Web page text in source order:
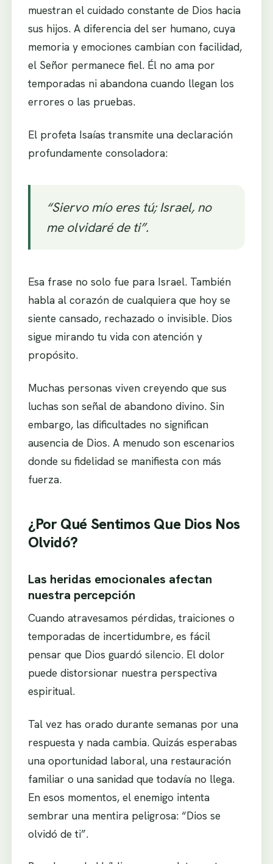
muestran el cuidado constante de Dios hacia
sus hijos. A diferencia del ser humano, cuya
memoria y emociones cambian con facilidad,
el Señor permanece fiel. Él no ama por
temporadas ni abandona cuando llegan los
errores o las pruebas.
El profeta Isaías transmite una declaración
profundamente consoladora:
“Siervo mío eres tú; Israel, no
me olvidaré de ti”.
Esa frase no solo fue para Israel. También
habla al corazón de cualquiera que hoy se
siente cansado, rechazado o invisible. Dios
sigue mirando tu vida con atención y
propósito.
Muchas personas viven creyendo que sus
luchas son señal de abandono divino. Sin
embargo, las dificultades no significan
ausencia de Dios. A menudo son escenarios
donde su fidelidad se manifiesta con más
fuerza.
¿Por Qué Sentimos Que Dios Nos
Olvidó?
Las heridas emocionales afectan
nuestra percepción
Cuando atravesamos pérdidas, traiciones o
temporadas de incertidumbre, es fácil
pensar que Dios guardó silencio. El dolor
puede distorsionar nuestra perspectiva
espiritual.
Tal vez has orado durante semanas por una
respuesta y nada cambia. Quizás esperabas
una oportunidad laboral, una restauración
familiar o una sanidad que todavía no llega.
En esos momentos, el enemigo intenta
sembrar una mentira peligrosa: “Dios se
olvidó de ti”.